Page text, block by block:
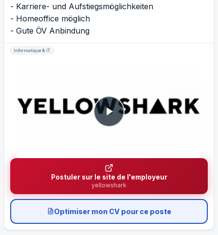
- Karriere- und Aufstiegsmöglichkeiten
- Homeoffice möglich
- Gute ÖV Anbindung
Informatique & IT
Postuler sur le site de l'employeur
yellowshark
Optimiser mon CV pour ce poste